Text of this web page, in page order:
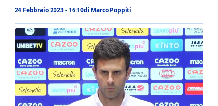
24 Febbraio 2023 - 16:10di Marco Poppiti